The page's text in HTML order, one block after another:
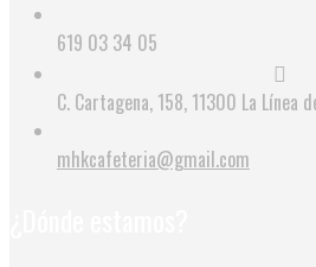
619 03 34 05
C. Cartagena, 158, 11300 La Línea
mhkcafeteria@gmail.com